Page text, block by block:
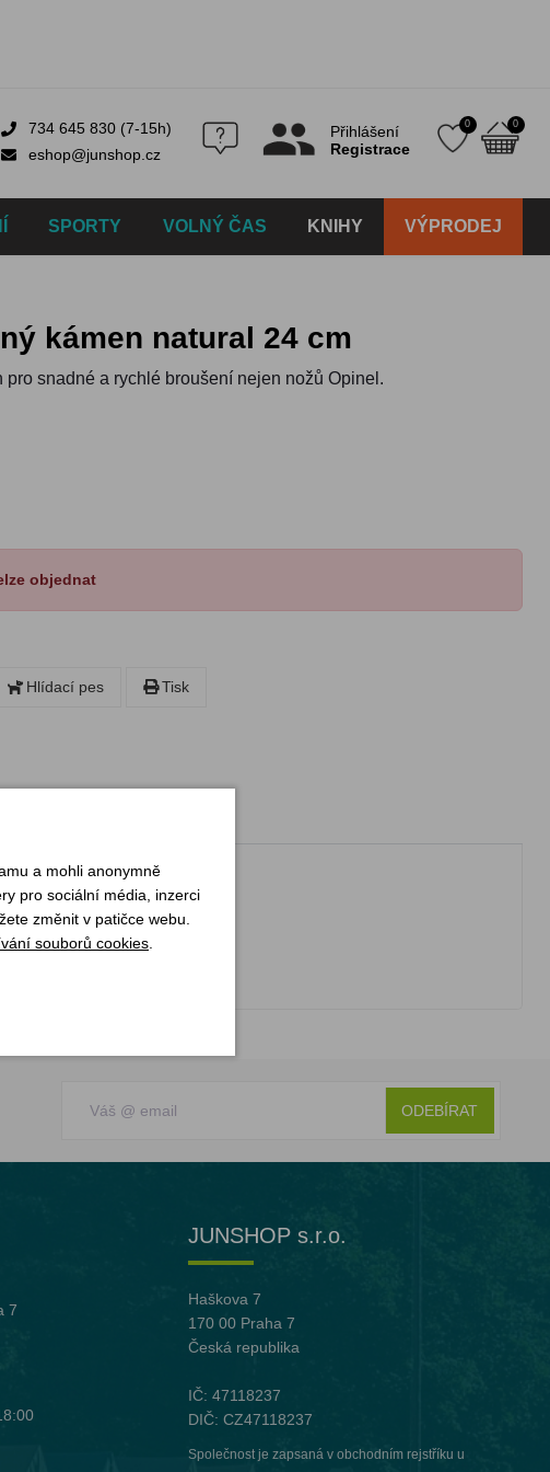
734 645 830 (7-15h)
eshop@junshop.cz
Přihlášení
Registrace
0 0
SPORTY VOLNÝ ČAS KNIHY VÝPRODEJ
kámen natural 24 cm
pro snadné a rychlé broušení nejen nožů Opinel.
objednat
Hlídací pes Tisk
ODEBÍRAT
7
JUNSHOP s.r.o.
Haškova 7
170 00 Praha 7
Česká republika
IČ: 47118237
DIČ: CZ47118237
Společnost je zapsaná v obchodním rejstříku u
a mohli anonymně
pro sociální média, inzerci
změnit v patičce webu.
souborů cookies